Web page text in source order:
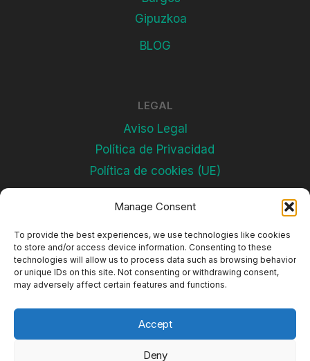
Manage Consent
To provide the best experiences, we use technologies like cookies
to store and/or access device information. Consenting to these
technologies will allow us to process data such as browsing behavior
or unique IDs on this site. Not consenting or withdrawing consent,
may adversely affect certain features and functions.
Accept
Deny
Gipuzkoa
BLOG
LEGAL
Aviso Legal
Política de Privacidad
Política de cookies (UE)
Subscríbete